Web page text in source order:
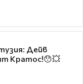
Дейв
Кратос!😯💥